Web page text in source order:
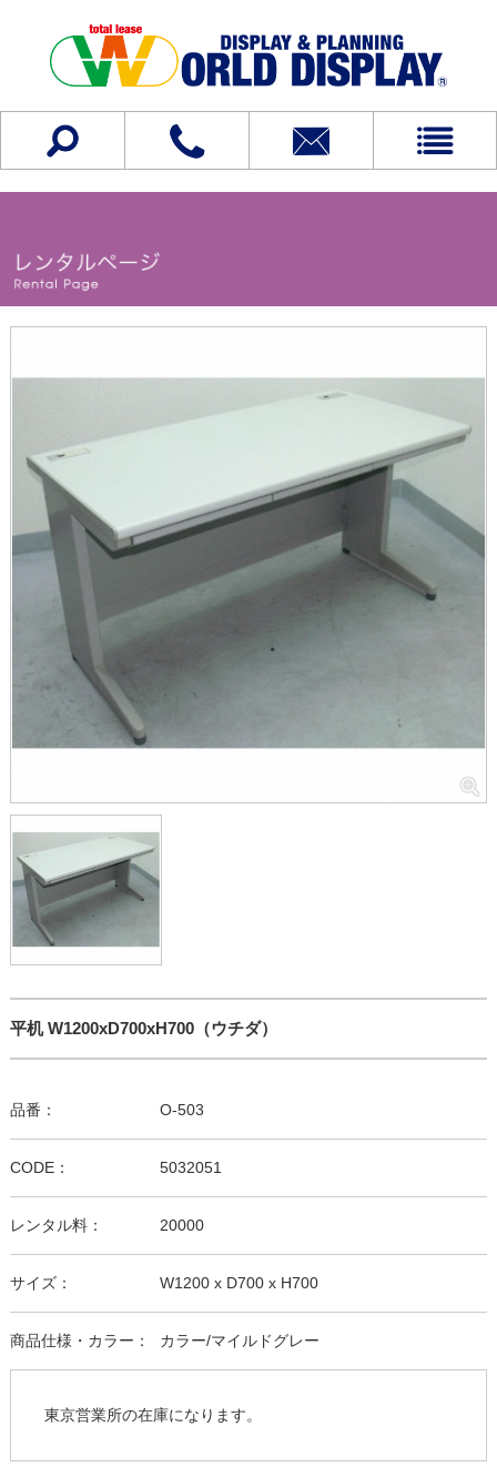
平机 W1200xD700xH700（ウチダ）
品番： O-503
CODE： 5032051
レンタル料： 20000
サイズ： W1200 x D700 x H700
商品仕様・カラー： カラー/マイルドグレー
東京営業所の在庫になります。